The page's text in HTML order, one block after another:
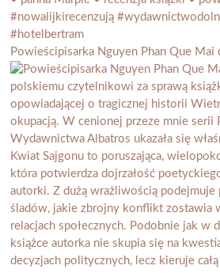
Powieścipisarka Nguyen Phan Que Mai